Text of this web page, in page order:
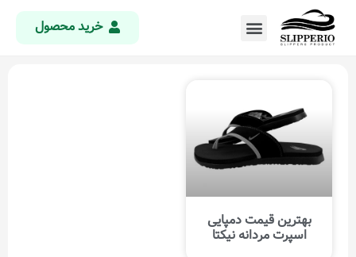
خرید محصول
بهترین قیمت دمپایی
اسپرت مردانه نیکتا